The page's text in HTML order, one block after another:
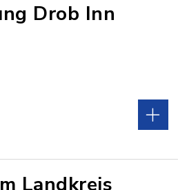
Drob Inn
Landkreis